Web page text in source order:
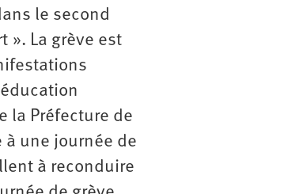
le second
». La grève est
la Préfecture de
à une journée de
à reconduire